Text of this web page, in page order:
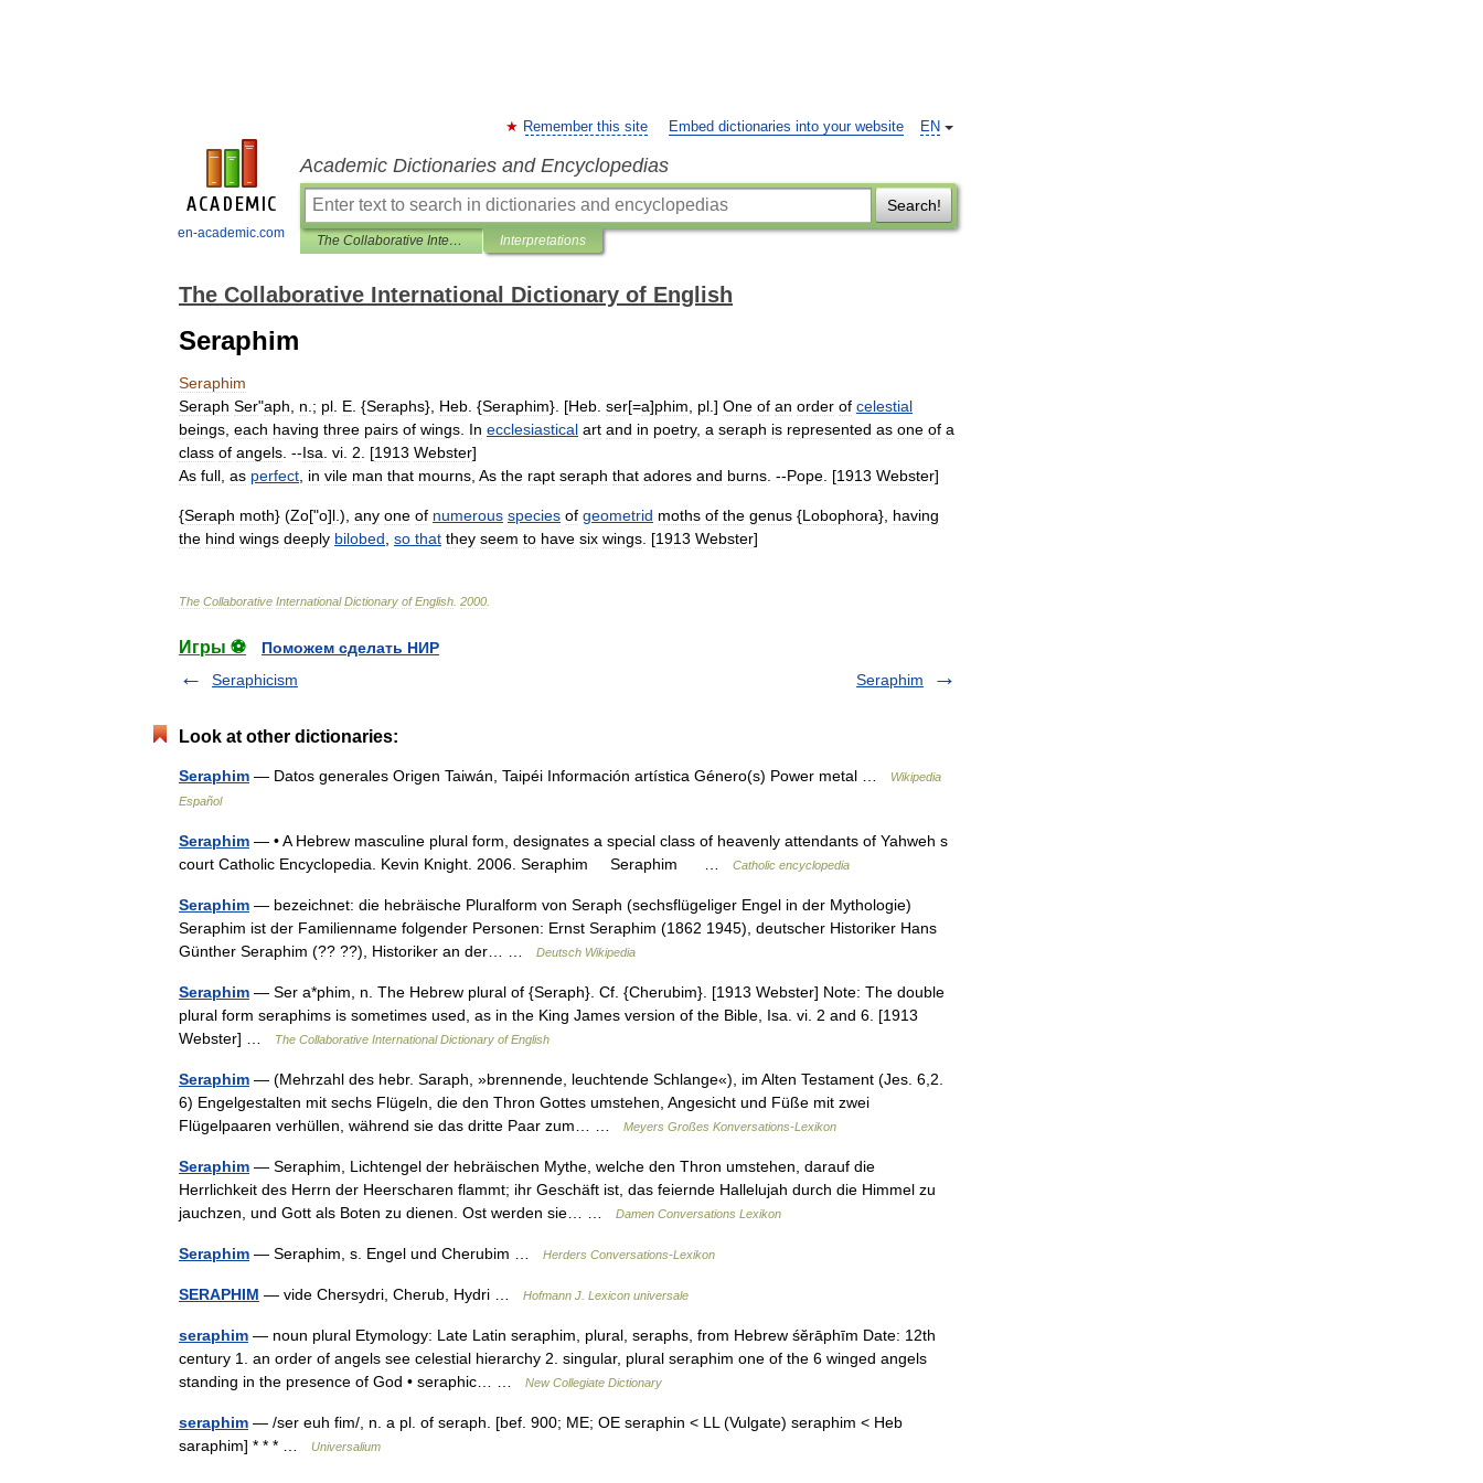
en-academic.com
EN
Remember this site Embed dictionaries into your website
Academic Dictionaries and Encyclopedias
Search!
The Collaborative International Dictionary of English Interpretations
The Collaborative International Dictionary of English
Seraphim
Seraphim
Seraph Ser"aph n .; pl E . {Seraphs}, Heb . {Seraphim}. [Heb ser[=a]phim pl .] One of an order of celestial
beings each having three pairs of wings In ecclesiastical art and in poetry, a seraph is represented as one of a
class of angels . --Isa vi 2 . [1913 Webster]
As full as perfect in vile man that mourns As the rapt seraph that adores and burns . --Pope . [1913 Webster]
{Seraph moth} (Zo["o]l .), any one of numerous species of geometrid moths of the genus {Lobophora}, having
the hind wings deeply bilobed so that they seem to have six wings . [1913 Webster]
The Collaborative International Dictionary of English 2000
Игры ⚽
Поможем сделать НИР
Seraphicism
Seraphim
Look at other dictionaries:
Seraphim — Datos generales Origen Taiwán, Taipéi Información artística Género(s) Power metal …
Wikipedia
Español
Seraphim — • A Hebrew masculine plural form, designates a special class of heavenly attendants of Yahweh s
court Catholic Encyclopedia. Kevin Knight. 2006. Seraphim Seraphim …
Catholic encyclopedia
Seraphim — bezeichnet: die hebräische Pluralform von Seraph (sechsflügeliger Engel in der Mythologie)
Seraphim ist der Familienname folgender Personen: Ernst Seraphim (1862 1945), deutscher Historiker Hans
Günther Seraphim (?? ??), Historiker an der… …
Deutsch Wikipedia
Seraphim — Ser a*phim, n. The Hebrew plural of {Seraph}. Cf. {Cherubim}. [1913 Webster] Note: The double
plural form seraphims is sometimes used, as in the King James version of the Bible, Isa. vi. 2 and 6. [1913
Webster] …
The Collaborative International Dictionary of English
Seraphim — (Mehrzahl des hebr. Saraph, »brennende, leuchtende Schlange«), im Alten Testament (Jes. 6,2.
6) Engelgestalten mit sechs Flügeln, die den Thron Gottes umstehen, Angesicht und Füße mit zwei
Flügelpaaren verhüllen, während sie das dritte Paar zum… …
Meyers Großes Konversations-Lexikon
Seraphim — Seraphim, Lichtengel der hebräischen Mythe, welche den Thron umstehen, darauf die
Herrlichkeit des Herrn der Heerscharen flammt; ihr Geschäft ist, das feiernde Hallelujah durch die Himmel zu
jauchzen, und Gott als Boten zu dienen. Ost werden sie… …
Damen Conversations Lexikon
Seraphim — Seraphim, s. Engel und Cherubim … Herders Conversations-Lexikon
SERAPHIM — vide Chersydri, Cherub, Hydri … Hofmann J. Lexicon universale
seraphim — noun plural Etymology: Late Latin seraphim, plural, seraphs, from Hebrew śĕrāphīm Date: 12th
century 1. an order of angels see celestial hierarchy 2. singular, plural seraphim one of the 6 winged angels
standing in the presence of God • seraphic… …
New Collegiate Dictionary
seraphim — /ser euh fim/, n. a pl. of seraph. [bef. 900; ME; OE seraphin < LL (Vulgate) seraphim < Heb
saraphim] * * * …
Universalium